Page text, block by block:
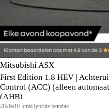
Mitsubishi ASX
First Edition 1.8 HEV |
Control (ACC) (alleen
(AHB)
2026 10 km Hybride benzine